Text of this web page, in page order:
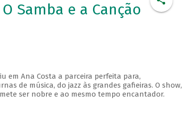
O Samba e a Canção
em Ana Costa a parceira perfeita para,
de música, do jazz às grandes gafieiras. O show,
ser nobre e ao mesmo tempo encantador.